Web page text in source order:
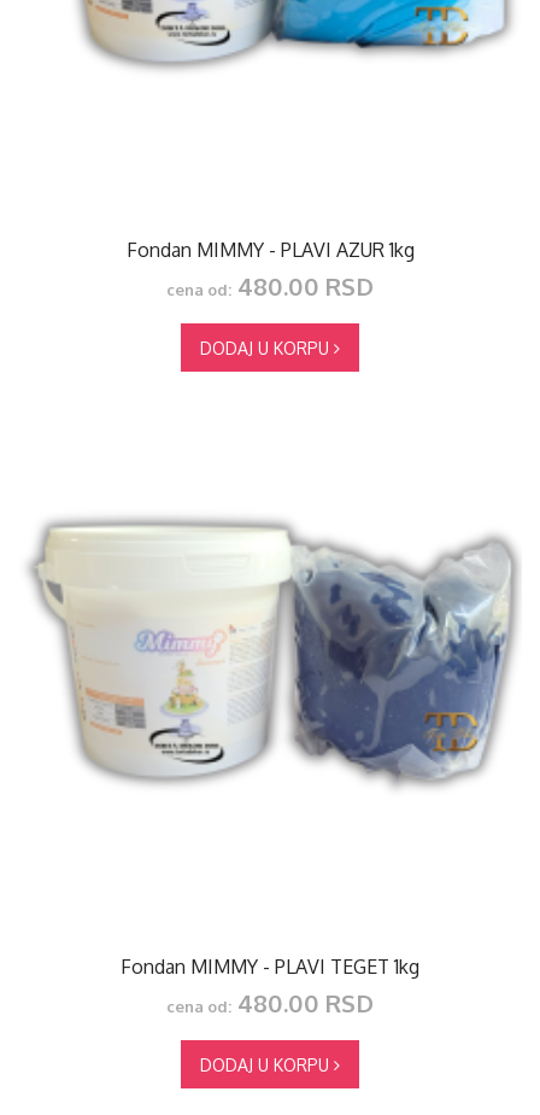
Fondan MIMMY - PLAVI AZUR 1kg
cena od: 480.00 RSD
DODAJ U KORPU
Fondan MIMMY - PLAVI TEGET 1kg
cena od: 480.00 RSD
DODAJ U KORPU